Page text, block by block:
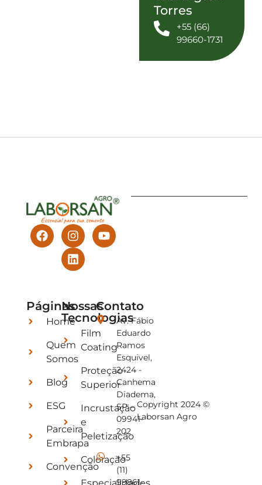
Torres
+55 (66)
99660-1731
Páginas
Home
Quem
Somos
Blog
ESG
Parceira
Embrapa
Convenção
Nossas
Tecnologias
Film
Coating
Proteção
Superior
Incrustação
e
Peletização
Coloração
Contato
Av. Fábio
Eduardo
Ramos
Esquivel,
2424 -
Canhema
Diadema,
SP –
09941-
202
+55
(11)
99861-
Copyright 2024 ©
Laborsan Agro